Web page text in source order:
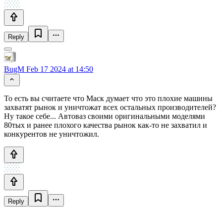
Reply
BugM Feb 17 2024 at 14:50
То есть вы считаете что Маск думает что это плохие машины
захватят рынок и уничтожат всех остальных производителей?
Ну такое себе... Автоваз своими оригинальными моделями
80тых и ранее плохого качества рынок как-то не захватил и
конкурентов не уничтожил.
Reply